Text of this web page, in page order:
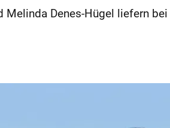
Melinda Denes-Hügel liefern